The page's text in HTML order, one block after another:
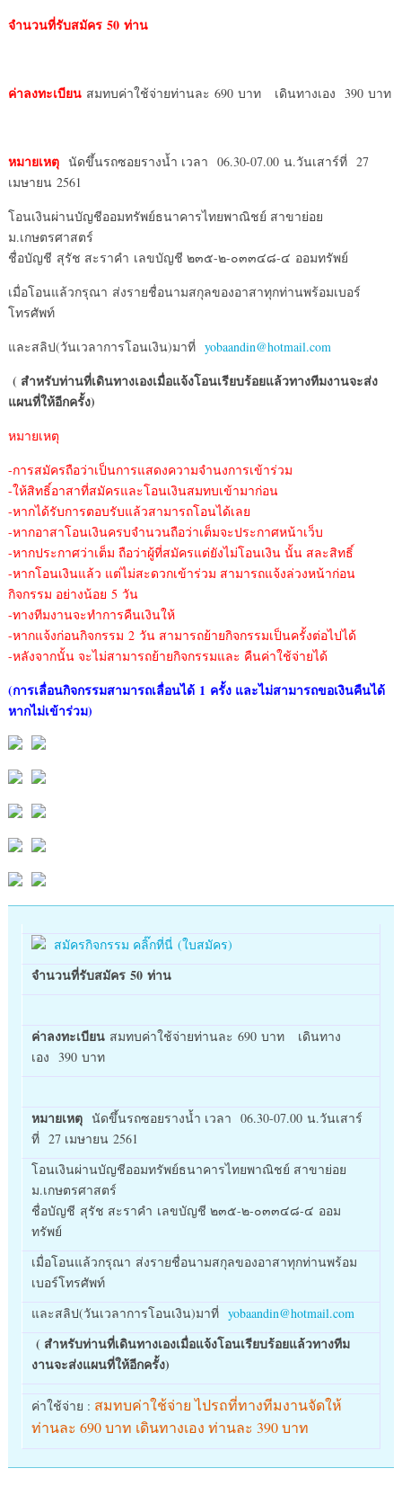
จำนวนที่รับสมัคร50 ท่าน
ค่าลงทะเบียนสมทบค่าใช้จ่ายท่านละ 690 บาท เดินทางเอง 390 บาท
หมายเหตุนัดขึ้นรถซอยรางน้ำ เวลา 06.30-07.00 น.วันเสาร์ที่ 27
เมษายน 2561
โอนเงินผ่านบัญชีออมทรัพย์ธนาคารไทยพาณิชย์ สาขาย่อย
ม.เกษตรศาสตร์
ชื่อบัญชี สุรัช สะราคำ เลขบัญชี ๒๓๕-๒-๐๓๓๔๘-๔ ออมทรัพย์
เมื่อโอนแล้วกรุณา ส่งรายชื่อนามสกุลของอาสาทุกท่านพร้อมเบอร์
โทรศัพท์
และสลิป(วันเวลาการโอนเงิน)มาที่ yobaandin@hotmail.com
( สำหรับท่านที่เดินทางเองเมื่อแจ้งโอนเรียบร้อยแล้วทางทีมงานจะส่ง
แผนที่ให้อีกครั้ง)
หมายเหตุ
-การสมัครถือว่าเป็นการแสดงความจำนงการเข้าร่วม
-ให้สิทธิ์อาสาที่สมัครและโอนเงินสมทบเข้ามาก่อน
-หากได้รับการตอบรับแล้วสามารถโอนได้เลย
-หากอาสาโอนเงินครบจำนวนถือว่าเต็มจะประกาศหน้าเว็บ
-หากประกาศว่าเต็ม ถือว่าผู้ที่สมัครแต่ยังไม่โอนเงิน นั้น สละสิทธิ์
-หากโอนเงินแล้ว แต่ไม่สะดวกเข้าร่วม สามารถแจ้งล่วงหน้าก่อน
กิจกรรม อย่างน้อย 5 วัน
-ทางทีมงานจะทำการคืนเงินให้
-หากแจ้งก่อนกิจกรรม 2 วัน สามารถย้ายกิจกรรมเป็นครั้งต่อไปได้
-หลังจากนั้น จะไม่สามารถย้ายกิจกรรมและ คืนค่าใช้จ่ายได้
(การเลื่อนกิจกรรมสามารถเลื่อนได้ 1 ครั้ง และไม่สามารถขอเงินคืนได้
หากไม่เข้าร่วม)
สมัครกิจกรรม คลิ๊กที่นี่ (ใบสมัคร)
จำนวนที่รับสมัคร50 ท่าน
ค่าลงทะเบียนสมทบค่าใช้จ่ายท่านละ 690 บาท เดินทาง
เอง 390 บาท
หมายเหตุนัดขึ้นรถซอยรางน้ำ เวลา 06.30-07.00 น.วันเสาร์
ที่ 27 เมษายน 2561
โอนเงินผ่านบัญชีออมทรัพย์ธนาคารไทยพาณิชย์ สาขาย่อย
ม.เกษตรศาสตร์
ชื่อบัญชี สุรัช สะราคำ เลขบัญชี ๒๓๕-๒-๐๓๓๔๘-๔ ออม
ทรัพย์
เมื่อโอนแล้วกรุณา ส่งรายชื่อนามสกุลของอาสาทุกท่านพร้อม
เบอร์โทรศัพท์
และสลิป(วันเวลาการโอนเงิน)มาที่ yobaandin@hotmail.com
( สำหรับท่านที่เดินทางเองเมื่อแจ้งโอนเรียบร้อยแล้วทางทีม
งานจะส่งแผนที่ให้อีกครั้ง)
ค่าใช้จ่าย : สมทบค่าใช้จ่าย ไปรถที่ทางทีมงานจัดให้
ท่านละ 690 บาท เดินทางเอง ท่านละ 390 บาท